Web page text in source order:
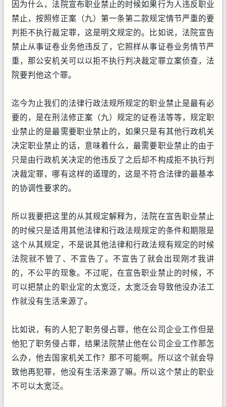
因为什么，法院宣布职业禁止的时候如果行为人违反职业
禁止，按照修正案（九）第一条第二款规定情节严重的要
判拒不执行裁定罪，这是明文规定的。比如说，法院宣告
禁止从事证卷业务他违反了，它照样从事证卷业务情节严
重，那公安机关可以以拒不执行判决裁定罪立案侦查，法
院要判他这个罪。
迄今为止我们的法律行政法规所规定的职业禁止是最有必
要的，是在刑法修正案（九）规定的证卷法等等，规定职
业禁止的是最需要职业禁止的，如果只是有其他行政机关
决定职业禁止的话，意味着什么，最需要职业禁止的由于
只是由行政机关决定的他违反了之后却不构成拒不执行判
决裁定罪，哪有这样的道理的，这是不符合法律的最基本
的协调性要求的。
所以我要把这里的从其规定解释为，法院在宣告职业禁止
的时候只是适用其他法律和行政法规规定的条件和期限是
这个从其规定，不是说其他法律和行政法规有规定的时候
法院就不管了、不宣告了。不宣告了就会出现刚才我讲
的，不公平的现象。不过呢，在宣告职业禁止的时候，不
可以把禁止的职业定的太宽泛，太宽泛会导致他没办法工
作就没有生活来源了。
比如说，有的人犯了职务侵占罪，他在公司企业工作但是
他犯了职务侵占罪，结果法院禁止他在公司企业工作那怎
么办，他去国家机关工作？那不可能啊。所以这个就会导
致他再犯罪，他没有生活来源了嘛。所以这个禁止的职业
不可以太宽泛。